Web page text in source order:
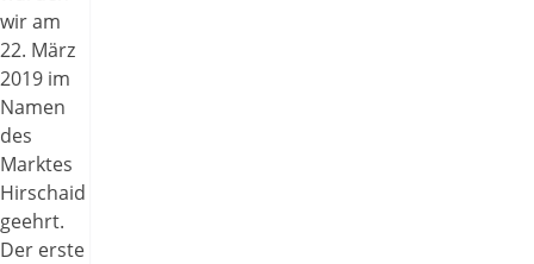
wir am
22. März
2019 im
Namen
des
Marktes
Hirschaid
geehrt.
Der erste